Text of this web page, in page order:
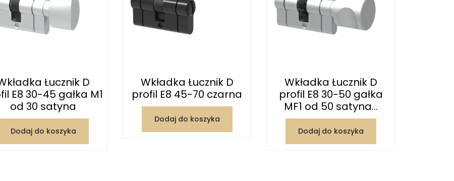
Łucznik D
E8 30-45 gałka M1
od 30 satyna
Dodaj do koszyka
Wkładka Łucznik D
profil E8 45-70 czarna
Dodaj do koszyka
Wkładka Łucznik D
profil E8 30-50 gałka
MF1 od 50 satyna...
Dodaj do koszyka